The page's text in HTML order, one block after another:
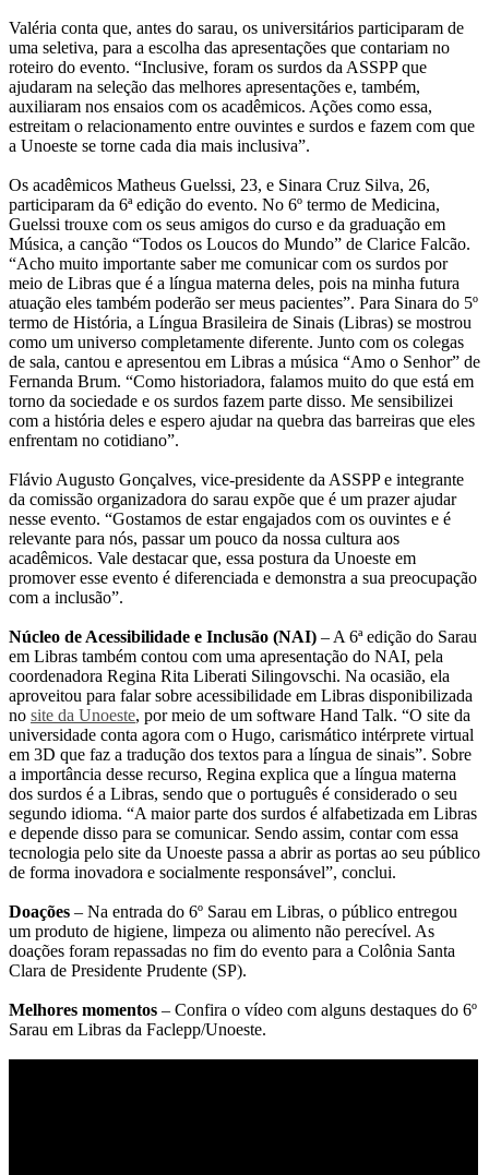
Valéria conta que, antes do sarau, os universitários participaram de
uma seletiva, para a escolha das apresentações que contariam no
roteiro do evento. “Inclusive, foram os surdos da ASSPP que
ajudaram na seleção das melhores apresentações e, também,
auxiliaram nos ensaios com os acadêmicos. Ações como essa,
estreitam o relacionamento entre ouvintes e surdos e fazem com que
a Unoeste se torne cada dia mais inclusiva”.
Os acadêmicos Matheus Guelssi, 23, e Sinara Cruz Silva, 26,
participaram da 6ª edição do evento. No 6º termo de Medicina,
Guelssi trouxe com os seus amigos do curso e da graduação em
Música, a canção “Todos os Loucos do Mundo” de Clarice Falcão.
“Acho muito importante saber me comunicar com os surdos por
meio de Libras que é a língua materna deles, pois na minha futura
atuação eles também poderão ser meus pacientes”. Para Sinara do 5º
termo de História, a Língua Brasileira de Sinais (Libras) se mostrou
como um universo completamente diferente. Junto com os colegas
de sala, cantou e apresentou em Libras a música “Amo o Senhor” de
Fernanda Brum. “Como historiadora, falamos muito do que está em
torno da sociedade e os surdos fazem parte disso. Me sensibilizei
com a história deles e espero ajudar na quebra das barreiras que eles
enfrentam no cotidiano”.
Flávio Augusto Gonçalves, vice-presidente da ASSPP e integrante
da comissão organizadora do sarau expõe que é um prazer ajudar
nesse evento. “Gostamos de estar engajados com os ouvintes e é
relevante para nós, passar um pouco da nossa cultura aos
acadêmicos. Vale destacar que, essa postura da Unoeste em
promover esse evento é diferenciada e demonstra a sua preocupação
com a inclusão”.
Núcleo de Acessibilidade e Inclusão (NAI) – A 6ª edição do Sarau
em Libras também contou com uma apresentação do NAI, pela
coordenadora Regina Rita Liberati Silingovschi. Na ocasião, ela
aproveitou para falar sobre acessibilidade em Libras disponibilizada
no site da Unoeste, por meio de um software Hand Talk. “O site da
universidade conta agora com o Hugo, carismático intérprete virtual
em 3D que faz a tradução dos textos para a língua de sinais”. Sobre
a importância desse recurso, Regina explica que a língua materna
dos surdos é a Libras, sendo que o português é considerado o seu
segundo idioma. “A maior parte dos surdos é alfabetizada em Libras
e depende disso para se comunicar. Sendo assim, contar com essa
tecnologia pelo site da Unoeste passa a abrir as portas ao seu público
de forma inovadora e socialmente responsável”, conclui.
Doações – Na entrada do 6º Sarau em Libras, o público entregou
um produto de higiene, limpeza ou alimento não perecível. As
doações foram repassadas no fim do evento para a Colônia Santa
Clara de Presidente Prudente (SP).
Melhores momentos – Confira o vídeo com alguns destaques do 6º
Sarau em Libras da Faclepp/Unoeste.